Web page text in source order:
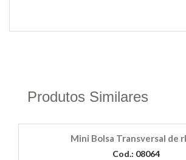
Produtos Similares
Mini Bolsa Transversal de
Cod.: 08064